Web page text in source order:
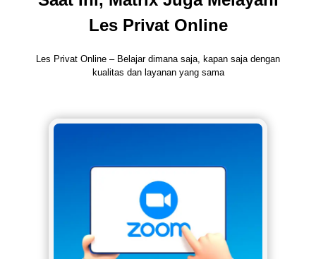
Les Privat Online
Les Privat Online – Belajar dimana saja, kapan saja dengan
kualitas dan layanan yang sama